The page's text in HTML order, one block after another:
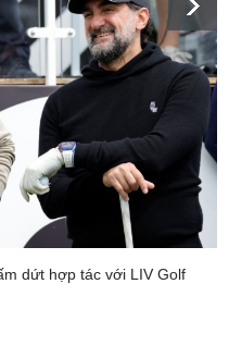
dứt hợp tác với LIV Golf